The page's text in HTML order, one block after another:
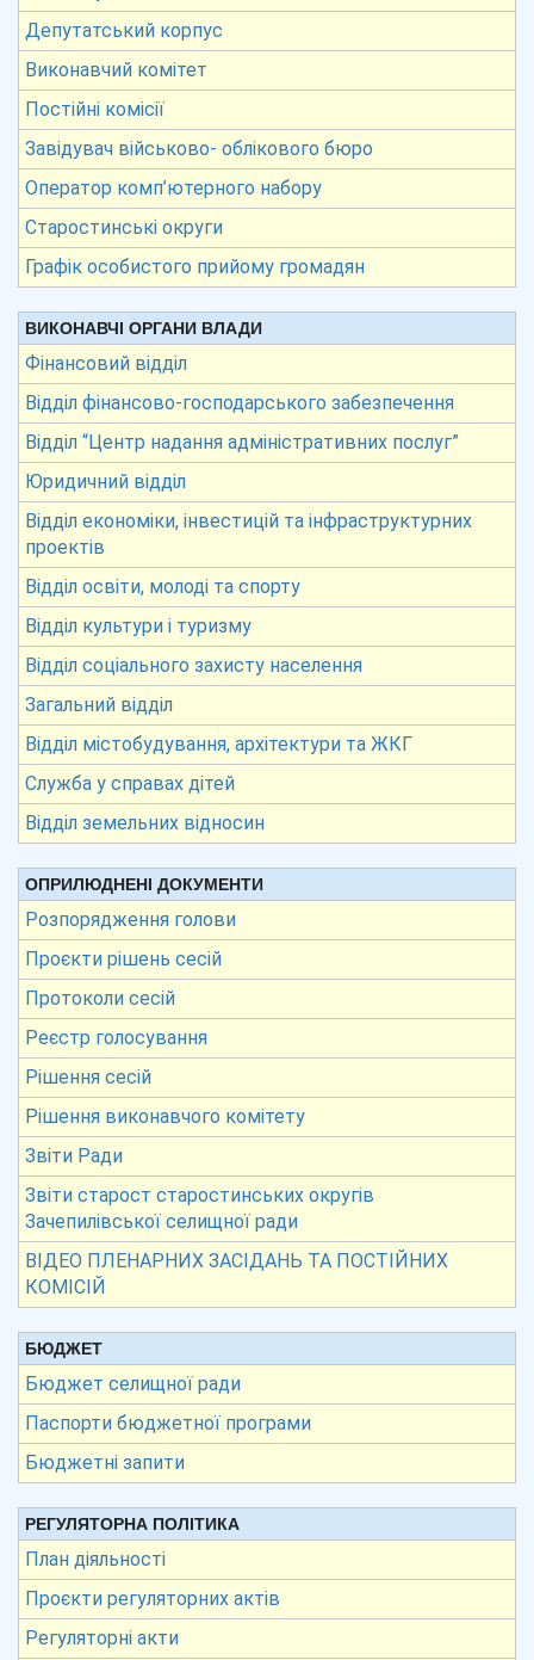
Депутатський корпус
Виконавчий комітет
Постійні комісії
Завідувач військово- облікового бюро
Оператор комп’ютерного набору
Старостинські округи
Графік особистого прийому громадян
ВИКОНАВЧІ ОРГАНИ ВЛАДИ
Фінансовий відділ
Відділ фінансово-господарського забезпечення
Відділ “Центр надання адміністративних послуг”
Юридичний відділ
Відділ економіки, інвестицій та інфраструктурних
проектів
Відділ освіти, молоді та спорту
Відділ культури і туризму
Відділ соціального захисту населення
Загальний відділ
Відділ містобудування, архітектури та ЖКГ
Служба у справах дітей
Відділ земельних відносин
ОПРИЛЮДНЕНІ ДОКУМЕНТИ
Розпорядження голови
Проєкти рішень сесій
Протоколи сесій
Реєстр голосування
Рішення сесій
Рішення виконавчого комітету
Звіти Ради
Звіти старост старостинських округів
Зачепилівської селищної ради
ВІДЕО ПЛЕНАРНИХ ЗАСІДАНЬ ТА ПОСТІЙНИХ
КОМІСІЙ
БЮДЖЕТ
Бюджет селищної ради
Паспорти бюджетної програми
Бюджетні запити
РЕГУЛЯТОРНА ПОЛІТИКА
План діяльності
Проєкти регуляторних актів
Регуляторні акти